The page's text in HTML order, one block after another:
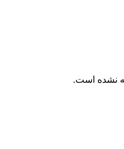
نشده است.